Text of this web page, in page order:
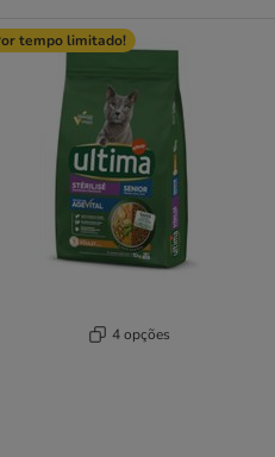
tempo limitado!
4 opções